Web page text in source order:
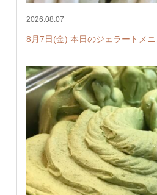
2026.08.07
8月7日(金) 本日のジェラートメ